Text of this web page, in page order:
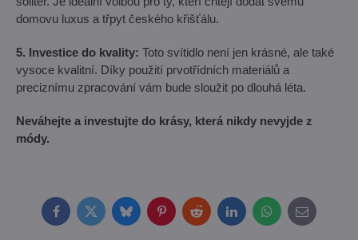
domovu luxus a třpyt českého křišťálu.
5. Investice do kvality: Toto svítidlo není jen krásné, ale také
vysoce kvalitní. Díky použití prvotřídních materiálů a
preciznímu zpracování vám bude sloužit po dlouhá léta.
Neváhejte a investujte do krásy, která nikdy nevyjde z
módy.
FacebookTwitterBlueskyPinterestRedditLinkedInWhatsApp
E-
mail